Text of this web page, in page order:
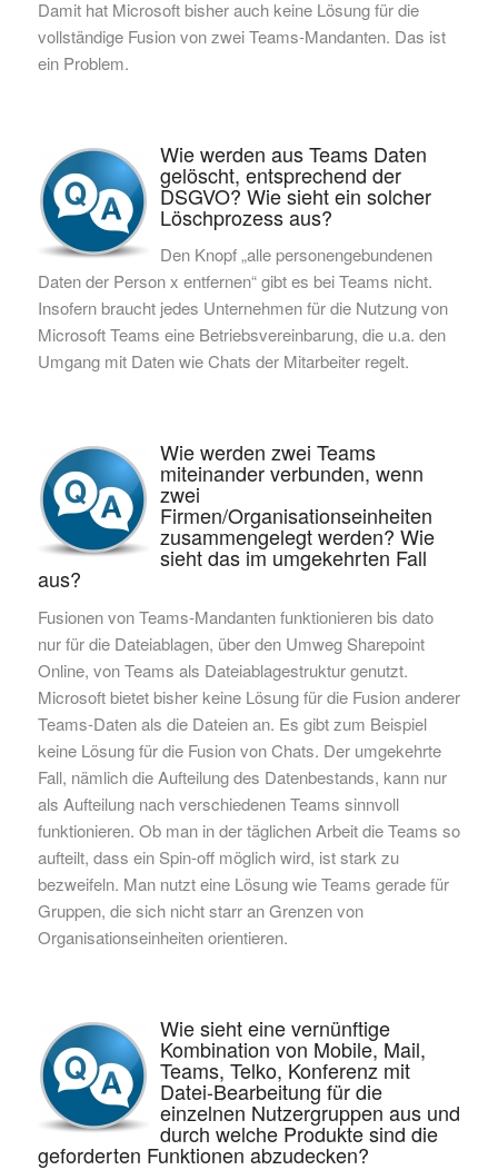
Damit hat Microsoft bisher auch keine Lösung für die
vollständige Fusion von zwei Teams-Mandanten. Das ist
ein Problem.
Wie werden aus Teams Daten
gelöscht, entsprechend der
DSGVO? Wie sieht ein solcher
Löschprozess aus?
Den Knopf „alle personengebundenen
Daten der Person x entfernen“ gibt es bei Teams nicht.
Insofern braucht jedes Unternehmen für die Nutzung von
Microsoft Teams eine Betriebsvereinbarung, die u.a. den
Umgang mit Daten wie Chats der Mitarbeiter regelt.
Wie werden zwei Teams
miteinander verbunden, wenn
zwei
Firmen/Organisationseinheiten
zusammengelegt werden? Wie
sieht das im umgekehrten Fall
aus?
Fusionen von Teams-Mandanten funktionieren bis dato
nur für die Dateiablagen, über den Umweg Sharepoint
Online, von Teams als Dateiablagestruktur genutzt.
Microsoft bietet bisher keine Lösung für die Fusion anderer
Teams-Daten als die Dateien an. Es gibt zum Beispiel
keine Lösung für die Fusion von Chats. Der umgekehrte
Fall, nämlich die Aufteilung des Datenbestands, kann nur
als Aufteilung nach verschiedenen Teams sinnvoll
funktionieren. Ob man in der täglichen Arbeit die Teams so
aufteilt, dass ein Spin-off möglich wird, ist stark zu
bezweifeln. Man nutzt eine Lösung wie Teams gerade für
Gruppen, die sich nicht starr an Grenzen von
Organisationseinheiten orientieren.
Wie sieht eine vernünftige
Kombination von Mobile, Mail,
Teams, Telko, Konferenz mit
Datei-Bearbeitung für die
einzelnen Nutzergruppen aus und
durch welche Produkte sind die
geforderten Funktionen abzudecken?